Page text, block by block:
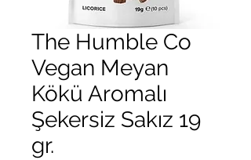
The Humble Co
Vegan Meyan
Kökü Aromalı
Şekersiz Sakız 19
gr.